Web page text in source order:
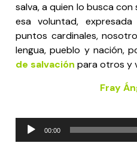
salva, a quien lo busca
esa voluntad,
puntos cardinales,
lengua, pueblo y nación,
de salvación para otros y
Fray
Reproductor
00:00